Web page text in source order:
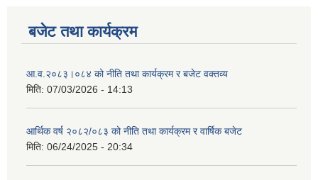
बजेट तथा कार्यक्रम
आ.व.२०८३।०८४ को नीति तथा कार्यक्रम र बजेट वक्तव्य
मिति: 07/03/2026 - 14:13
आर्थिक वर्ष २०८२/०८३ को नीति तथा कार्यक्रम र वार्षिक बजेट
मिति: 06/24/2025 - 20:34